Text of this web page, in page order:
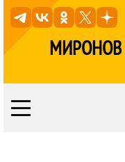
МИРОНОВ